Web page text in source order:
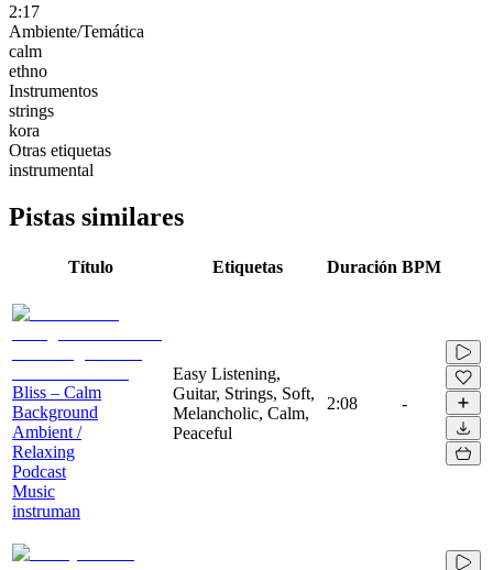
2:17
Ambiente/Temática
calm
ethno
Instrumentos
strings
kora
Otras etiquetas
instrumental
Pistas similares
Título Etiquetas Duración BPM
Bliss – Calm
Background
Ambient /
Relaxing
Podcast
Music
instruman
Easy Listening,
Guitar, Strings, Soft,
Melancholic, Calm,
Peaceful
2:08 -